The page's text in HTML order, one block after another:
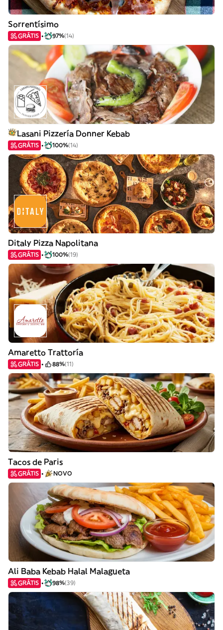
Sorrentísimo
GRÁTIS 97%(14)
Lasani Pizzería Donner Kebab
GRÁTIS 100%(14)
Ditaly Pizza Napolitana
GRÁTIS 100%(19)
Amaretto Trattoría
GRÁTIS 88%(11)
Tacos de Paris
GRÁTIS NOVO
Ali Baba Kebab Halal Malagueta
GRÁTIS 98%(39)